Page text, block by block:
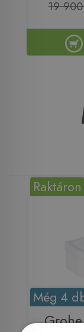
19
Raktáron
Még 4